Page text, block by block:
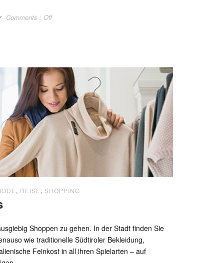
Comments : Off
, REISE, SHOPPING
Shoppen zu gehen. In der Stadt finden Sie
wie traditionelle Südtiroler Bekleidung,
Feinkost in all ihren Spielarten – auf